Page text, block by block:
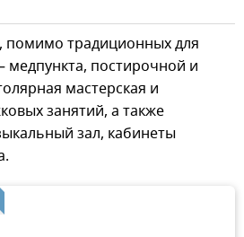
помимо традиционных для
медпункта, постирочной и
мастерская и
занятий, а также
зал, кабинеты